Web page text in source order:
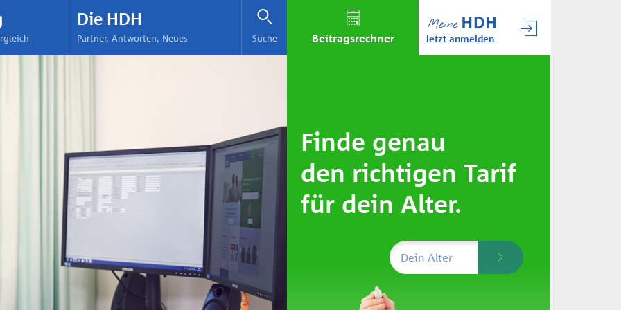
Die HDH
Partner, Antworten, Neues Suche Beitrags­rechner Jetzt anmelden
Finde genau
den richtigen Tarif
für dein Alter.
Dein Alter